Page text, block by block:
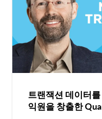
트랜잭션 데이터
익원을 창출한